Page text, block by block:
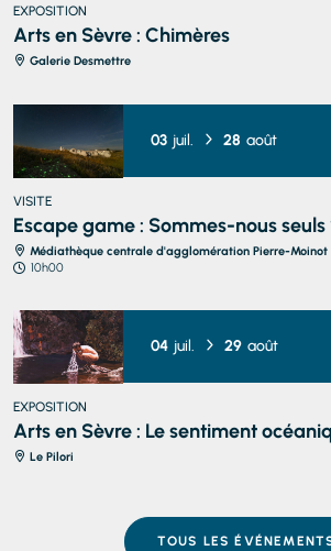
EXPOSITION
Arts en Sèvre : Chimères
Galerie Desmettre
VISITE
Escape game : Sommes-nous seuls
Médiathèque centrale d'agglomération Pierre-Moinot
10h00
03 juil. 28 août
EXPOSITION
Arts en Sèvre : Le sentiment
Le Pilori
04 juil. 29 août
TOUS LES